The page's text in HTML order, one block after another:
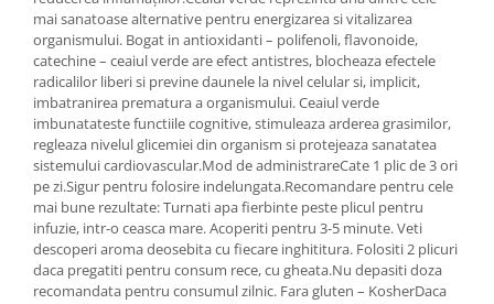
Produse Apicole
Cacao
mai sanatoase alternative pentru energizarea si vitalizarea
organismului. Bogat in antioxidanti – polifenoli, flavonoide,
catechine – ceaiul verde are efect antistres, blocheaza efectele
radicalilor liberi si previne daunele la nivel celular si, implicit,
imbatranirea prematura a organismului. Ceaiul verde
imbunatateste functiile cognitive, stimuleaza arderea grasimilor,
regleaza nivelul glicemiei din organism si protejeaza sanatatea
sistemului cardiovascular.Mod de administrareCate 1 plic de 3 ori
pe zi.Sigur pentru folosire indelungata.Recomandare pentru cele
mai bune rezultate: Turnati apa fierbinte peste plicul pentru
infuzie, intr-o ceasca mare. Acoperiti pentru 3-5 minute. Veti
descoperi aroma deosebita cu fiecare inghititura. Folositi 2 plicuri
daca pregatiti pentru consum rece, cu gheata.Nu depasiti doza
recomandata pentru consumul zilnic. Fara gluten – KosherDaca